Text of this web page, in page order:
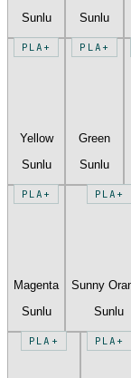
Sunlu
Sunlu
PLA+
Yellow
Sunlu
PLA+
Green
Sunlu
PLA+
Magenta
Sunlu
PLA+
Sunny
Sunlu
PLA+ PLA+